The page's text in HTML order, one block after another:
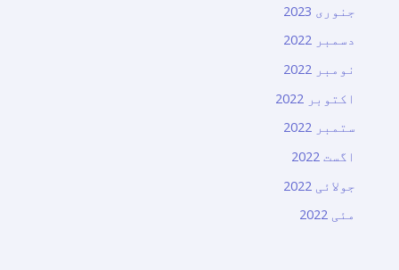
جنوری 2023
دسمبر 2022
نومبر 2022
اکتوبر 2022
ستمبر 2022
اگست 2022
جولائی 2022
مئی 2022